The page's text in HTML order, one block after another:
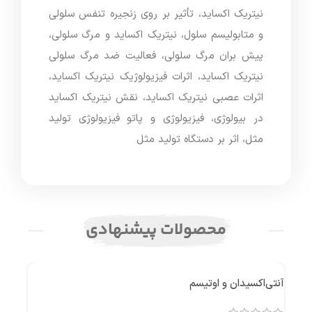
نیتریک اکساید، تأثیر بر روی زنجیره تنفس سلولی
و متابولیسم سلول، نیتریک اکساید و مرگ سلولی،
پیش بران مرگ سلولی، فعالیت ضد مرگ سلولی
نیتریک اکساید، اثرات فیزیولوژیک نیتریک اکساید،
اثرات عصبی نیتریک اکساید، نقش نیتریک اکساید
در بیولوژی، فیزیولوژی و پاتو فیزیولوژی تولید
مثل، اثر بر دستگاه تولید مثل
محصولات پیشنهادی
آنتی‌اکسیدان و اوتیسم